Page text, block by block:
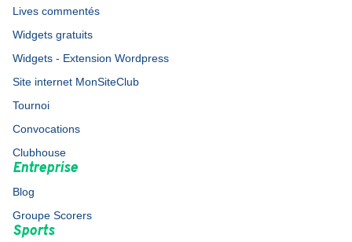
Lives commentés
Widgets gratuits
Widgets - Extension Wordpress
Site internet MonSiteClub
Tournoi
Convocations
Clubhouse
Entreprise
Blog
Groupe Scorers
Sports